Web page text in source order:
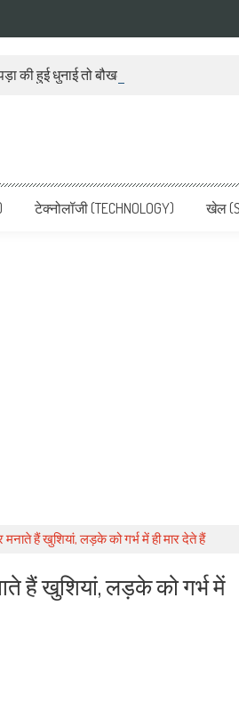
की हुई धुनाई तो बौखला गया बीजेपी प्रवक्ता
in Hindi, Breaking
टेक्नोलॉजी (TECHNOLOGY) खेल
हैं खुशियां, लड़के को गर्भ में ही मार देते हैं
हैं खुशियां, लड़के को गर्भ में